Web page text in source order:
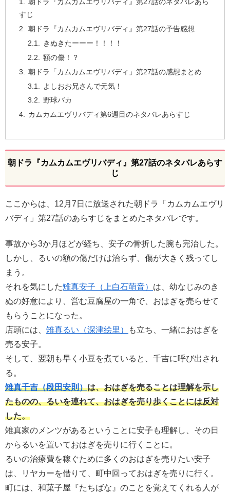
朝ドラ『カムカムエヴリバディ』第27話のネタバレあら
すじ
朝ドラ『カムカムエヴリバディ』第27話の予告感想
きぬきたーーー！！！！
額の傷！？
朝ドラ「カムカムエヴリバディ」第27話の感想まとめ
よしおお兄さんで元気！
野球バカ
カムカムエヴリバディ第6週目のネタバレあらすじ
朝ドラ『カムカムエヴリバディ』第27話のネタバレあらす
じ
ここからは、12月7日に放送された朝ドラ「カムカムエヴリ
バディ」第27話のあらすじをまとめたネタバレです。
事故から3か月ほどが経ち、安子の骨折した腕も完治した。
しかし、るいの額の傷だけは治らず、傷が大きく残ってし
まう。
それを気にした雉真安子（上白石萌音） は、幼なじみのき
ぬの好意により、営む豆腐屋の一角で、おはぎを売らせて
もらうことになった。
店頭には、 雉真るい（深津絵里）
も立ち、一緒におはぎを
売る安子。
そして、翌朝も早く小豆を煮ていると、千吉に呼び出され
る。
雉真千吉（段田安則）は、おはぎを売ることは理解を示し
たものの、るいを連れて、おはぎを売り歩くことには反対
した。
雉真家のメンツがあるということに安子も理解し、その日
からるいを置いておはぎを売りに行くことに。
るいの治療費を稼ぐために多くのおはぎを売りたい安子
は、リヤカーを借りて、町中回っておはぎを売りに行く。
町には、和菓子屋『たちばな』のことを覚えてくれる人が